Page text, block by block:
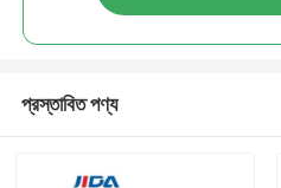
প্রস্তাবিত পণ্য